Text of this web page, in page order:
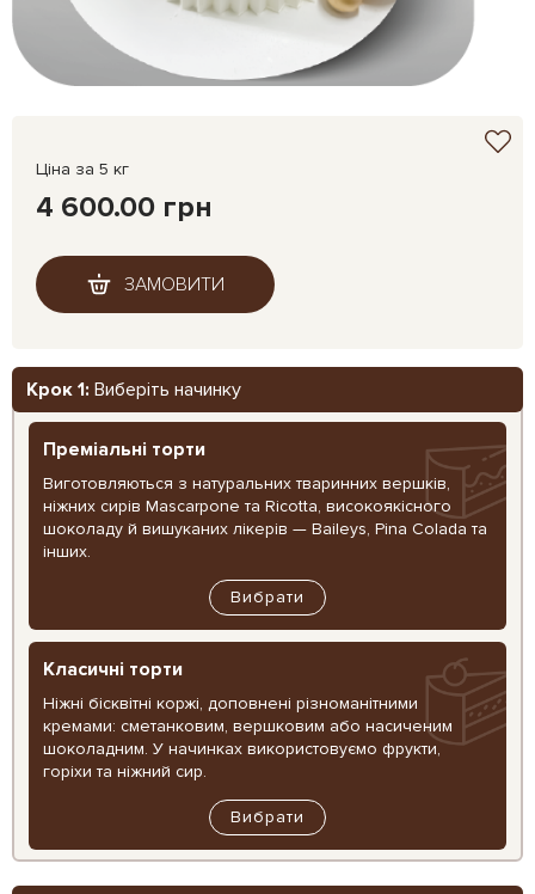
Ціна за 5 кг
4 600.00 грн
ЗАМОВИТИ
Крок 1: Виберіть начинку
Преміальні торти
Виготовляються з натуральних тваринних вершків,
ніжних сирів Mascarpone та Ricotta, високоякісного
шоколаду й вишуканих лікерів — Baileys, Pina Colada та
інших.
Вибрати
Класичні торти
Ніжні бісквітні коржі, доповнені різноманітними
кремами: сметанковим, вершковим або насиченим
шоколадним. У начинках використовуємо фрукти,
горіхи та ніжний сир.
Вибрати